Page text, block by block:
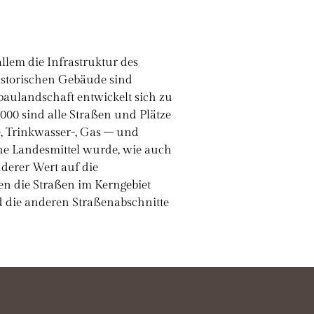
die Infrastruktur des
Gebäude sind
entwickelt sich zu
sind alle Straßen und Plätze
Trinkwasser-, Gas – und
Landesmittel wurde, wie auch
Wert auf die
die Straßen im Kerngebiet
anderen Straßenabschnitte